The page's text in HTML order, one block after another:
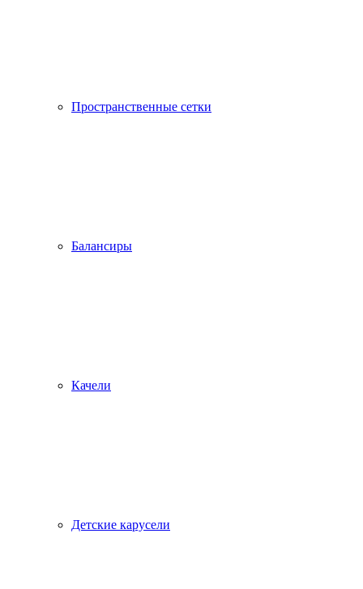
Пространственные сетки
Балансиры
Качели
Детские карусели